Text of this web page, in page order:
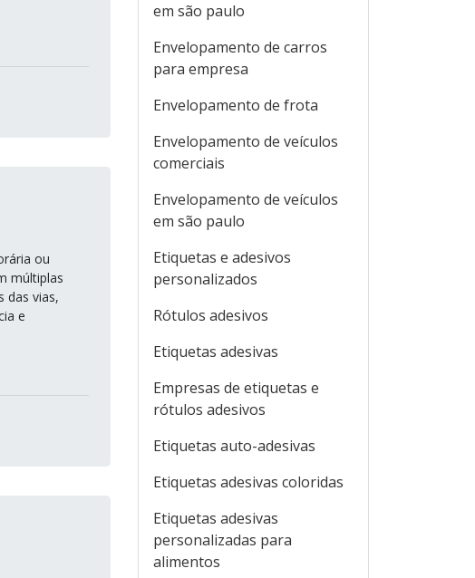
ou
múltiplas
das vias,
e
em são paulo
Envelopamento de carros
para empresa
Envelopamento de frota
Envelopamento de veículos
comerciais
Envelopamento de veículos
em são paulo
Etiquetas e adesivos
personalizados
Rótulos adesivos
Etiquetas adesivas
Empresas de etiquetas e
rótulos adesivos
Etiquetas auto-adesivas
Etiquetas adesivas coloridas
Etiquetas adesivas
personalizadas para
alimentos